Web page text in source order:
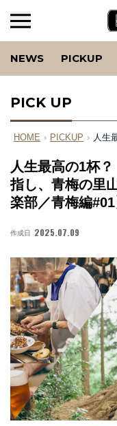
NEWS PICKUP
PICK UP
HOME › PICKUP › 人生
人生最高の1杯
指し、青梅の里
楽部／青梅編#01
作成日 2025.07.09